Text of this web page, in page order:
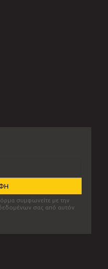
συμφωνείτε με την
σας από αυτόν